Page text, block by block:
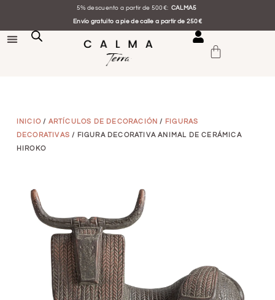
5% descuento a partir de 500€: CALMA5
Envío gratuito a pie de calle a partir de 250€
INICIO / ARTÍCULOS DE DECORACIÓN /
FIGURAS
DECORATIVAS / FIGURA DECORATIVA ANIMAL DE CERÁMICA
HIROKO